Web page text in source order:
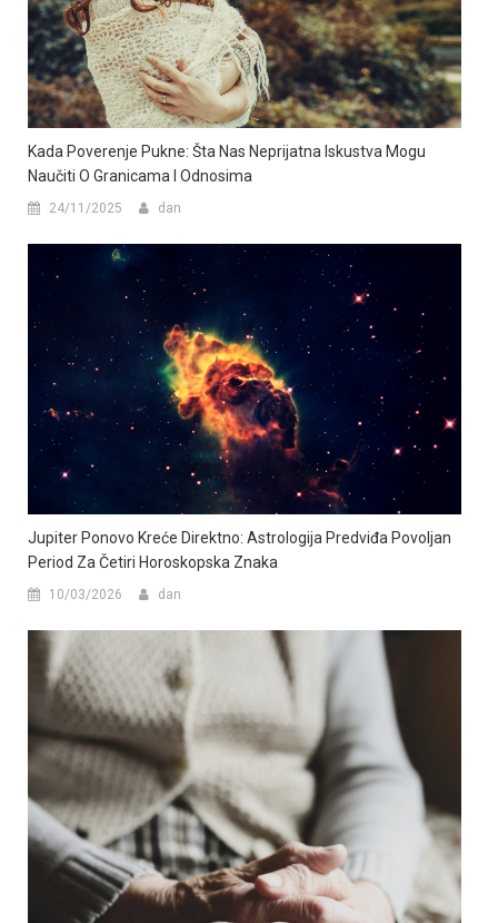
Kada Poverenje Pukne: Šta Nas Neprijatna Iskustva Mogu
Naučiti O Granicama I Odnosima
24/11/2025 dan
Jupiter Ponovo Kreće Direktno: Astrologija Predviđa Povoljan
Period Za Četiri Horoskopska Znaka
10/03/2026 dan